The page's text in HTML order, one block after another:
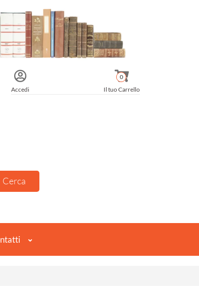
Accedi Il tuo Carrello
0